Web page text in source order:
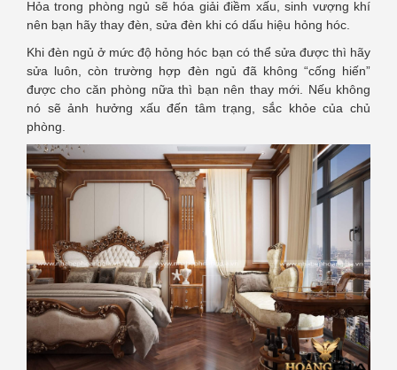
Hỏa trong phòng ngủ sẽ hóa giải điềm xấu, sinh vượng khí
nên bạn hãy thay đèn, sửa đèn khi có dấu hiệu hỏng hóc.
Khi đèn ngủ ở mức độ hỏng hóc bạn có thể sửa được thì hãy
sửa luôn, còn trường hợp đèn ngủ đã không “cống hiến”
được cho căn phòng nữa thì bạn nên thay mới. Nếu không
nó sẽ ảnh hưởng xấu đến tâm trạng, sắc khỏe của chủ
phòng.